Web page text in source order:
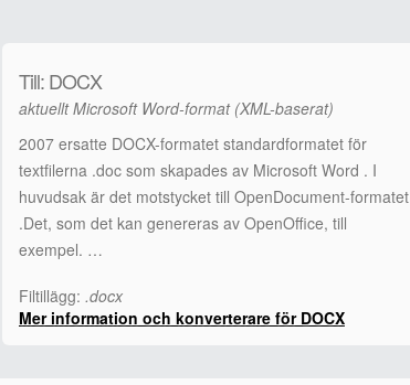
Till: DOCX
aktuellt Microsoft Word-format (XML-baserat)
2007 ersatte DOCX-formatet standardformatet för
textfilerna .doc som skapades av Microsoft Word . I
huvudsak är det motstycket till OpenDocument-formatet
.Det, som det kan genereras av OpenOffice, till
exempel. …
Filtillägg: .docx
Mer information och konverterare för DOCX